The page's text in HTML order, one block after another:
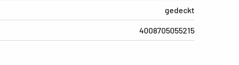
gedeckt
4008705055215